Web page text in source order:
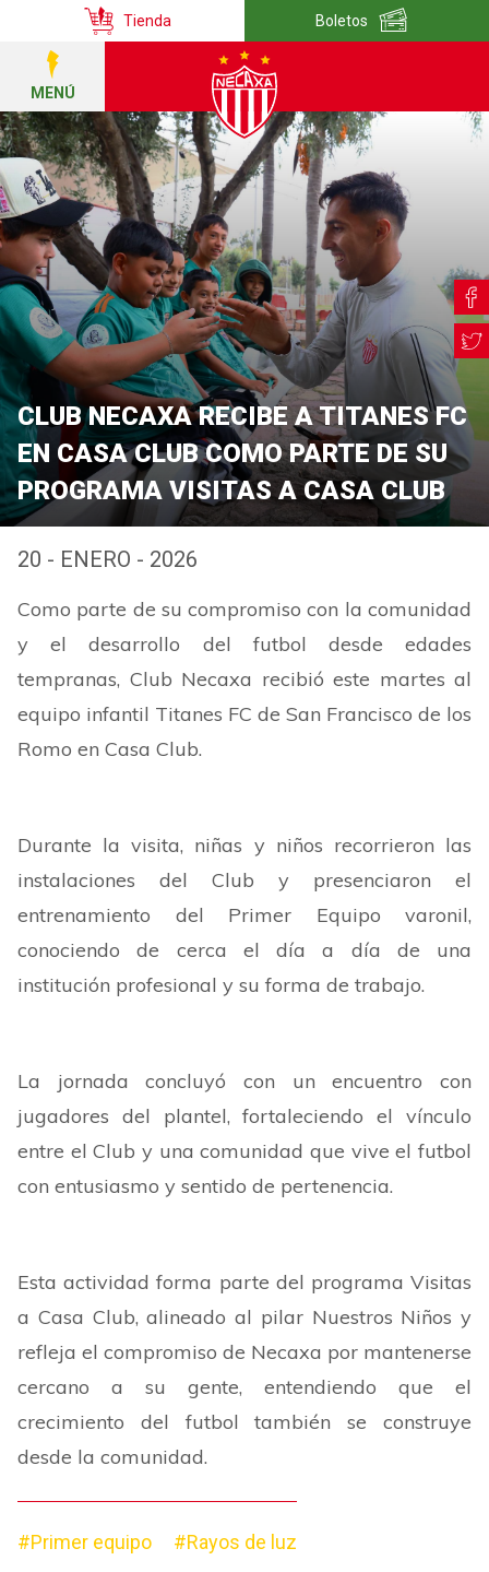
Tienda Boletos
MENÚ
CLUB NECAXA RECIBE A TITANES FC
EN CASA CLUB COMO PARTE DE SU
PROGRAMA VISITAS A CASA CLUB
20 - ENERO - 2026
Como parte de su compromiso con la comunidad
y el desarrollo del futbol desde edades
tempranas, Club Necaxa recibió este martes al
equipo infantil Titanes FC de San Francisco de los
Romo en Casa Club.
Durante la visita, niñas y niños recorrieron las
instalaciones del Club y presenciaron el
entrenamiento del Primer Equipo varonil,
conociendo de cerca el día a día de una
institución profesional y su forma de trabajo.
La jornada concluyó con un encuentro con
jugadores del plantel, fortaleciendo el vínculo
entre el Club y una comunidad que vive el futbol
con entusiasmo y sentido de pertenencia.
Esta actividad forma parte del programa Visitas
a Casa Club, alineado al pilar Nuestros Niños y
refleja el compromiso de Necaxa por mantenerse
cercano a su gente, entendiendo que el
crecimiento del futbol también se construye
desde la comunidad.
#Primer equipo #Rayos de luz